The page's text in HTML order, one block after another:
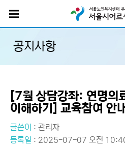
공지사항
[7월 상담강좌: 연명의
이해하기] 교육참여 안내
글쓴이 : 관리자
등록일 : 2025-07-07 오전